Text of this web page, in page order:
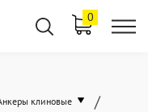
0
клиновые /